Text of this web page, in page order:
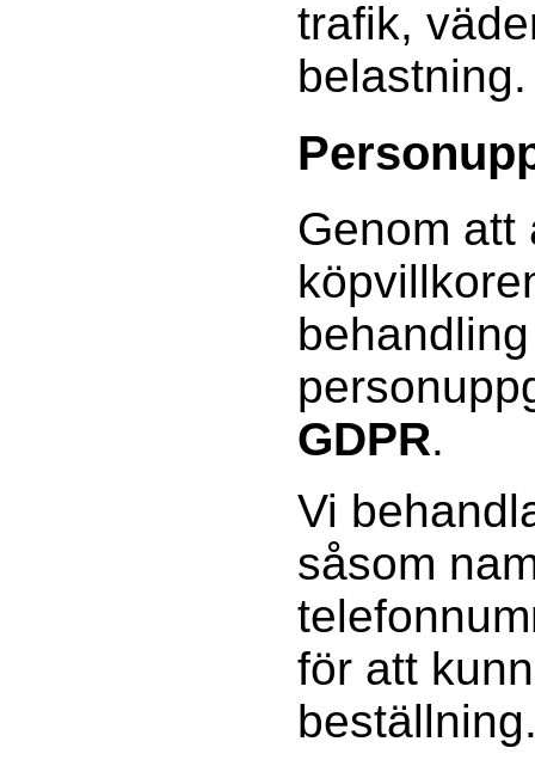
trafik,
belastning.
Genom att
GDPR.
Vi
såsom
för att